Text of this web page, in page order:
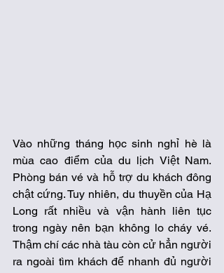
Vào những tháng học sinh nghỉ hè là
mùa cao điểm của du lịch Việt Nam.
Phòng bán vé và hỗ trợ du khách đông
chật cứng. Tuy nhiên, du thuyền của Hạ
Long rất nhiều và vận hành liên tục
trong ngày nên bạn không lo cháy vé.
Thậm chí các nhà tàu còn cử hẳn người
ra ngoài tìm khách để nhanh đủ người